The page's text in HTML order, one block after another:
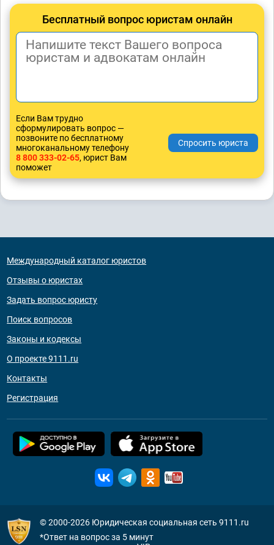
Бесплатный вопрос юристам онлайн
Если Вам трудно
сформулировать вопрос —
позвоните по бесплатному
многоканальному телефону
8 800 333-02-65, юрист Вам
поможет
Международный каталог юристов
Отзывы о юристах
Задать вопрос юристу
Поиск вопросов
Законы и кодексы
О проекте 9111.ru
Контакты
Регистрация
© 2000-2026 Юридическая социальная сеть 9111.ru
*Ответ на вопрос за 5 минут